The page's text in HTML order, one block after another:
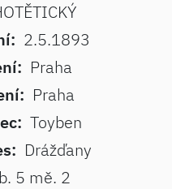
2.5.1893
Praha
Praha
Toyben
Drážďany
5 mě. 2